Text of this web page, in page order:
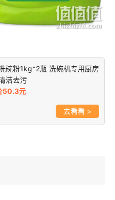
碗粉1kg*2瓶 洗碗机专用厨房
洁去污
50.3元
>